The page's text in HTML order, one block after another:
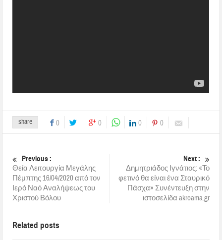
share 0 0 0 0
Previous :
Θεία Λειτουργία Μεγάλης
Πέμπτης 16/04/2020 από τον
Ιερό Ναό Αναλήψεως του
Χριστού Βόλου
Next :
Δημητριάδος Ιγνάτιος: «Το
φετινό θα είναι ένα Σταυρικό
Πάσχα» Συνέντευξη στην
ιστοσελίδα akroama.gr
Related posts